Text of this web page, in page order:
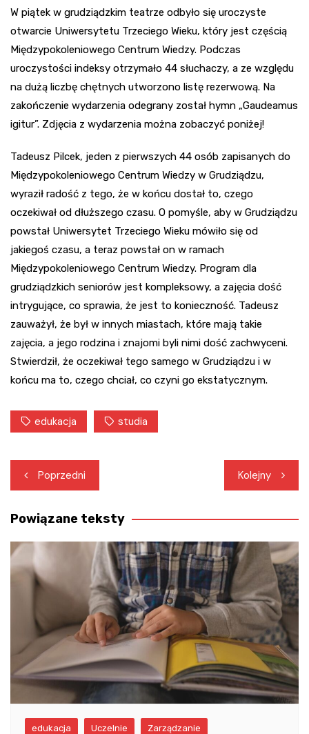
W piątek w grudziądzkim teatrze odbyło się uroczyste
otwarcie Uniwersytetu Trzeciego Wieku, który jest częścią
Międzypokoleniowego Centrum Wiedzy. Podczas
uroczystości indeksy otrzymało 44 słuchaczy, a ze względu
na dużą liczbę chętnych utworzono listę rezerwową. Na
zakończenie wydarzenia odegrany został hymn „Gaudeamus
igitur”. Zdjęcia z wydarzenia można zobaczyć poniżej!
Tadeusz Pilcek, jeden z pierwszych 44 osób zapisanych do
Międzypokoleniowego Centrum Wiedzy w Grudziądzu,
wyraził radość z tego, że w końcu dostał to, czego
oczekiwał od dłuższego czasu. O pomyśle, aby w Grudziądzu
powstał Uniwersytet Trzeciego Wieku mówiło się od
jakiegoś czasu, a teraz powstał on w ramach
Międzypokoleniowego Centrum Wiedzy. Program dla
grudziądzkich seniorów jest kompleksowy, a zajęcia dość
intrygujące, co sprawia, że jest to konieczność. Tadeusz
zauważył, że był w innych miastach, które mają takie
zajęcia, a jego rodzina i znajomi byli nimi dość zachwyceni.
Stwierdził, że oczekiwał tego samego w Grudziądzu i w
końcu ma to, czego chciał, co czyni go ekstatycznym.
edukacja studia
Nawigacja
wpisu
Poprzedni Kolejny
Powiązane teksty
edukacja Uczelnie Zarządzanie